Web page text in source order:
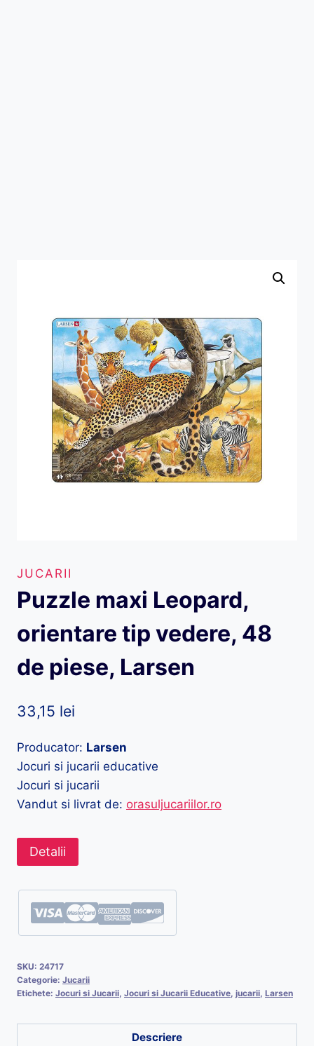
JUCARII
Puzzle maxi Leopard,
orientare tip vedere, 48
de piese, Larsen
33,15 lei
Producator: Larsen
Jocuri si jucarii educative
Jocuri si jucarii
Vandut si livrat de: orasuljucariilor.ro
Detalii
SKU: 24717
Categorie: Jucarii
Etichete: Jocuri si Jucarii Jocuri si Jucarii Educative jucarii Larsen
Descriere